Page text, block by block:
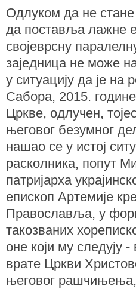
Одлуком да не
да поставља лажне
својеврсну
заједница не може
у ситуацију да је на
Сабора, 2015.
Цркве, одлучен,
његовог безумног
нашао се у истој
расколника, попут
патријарха
епископ Артемије
Православља, у
такозваних
оне који му следују
врате Цркви
његовог